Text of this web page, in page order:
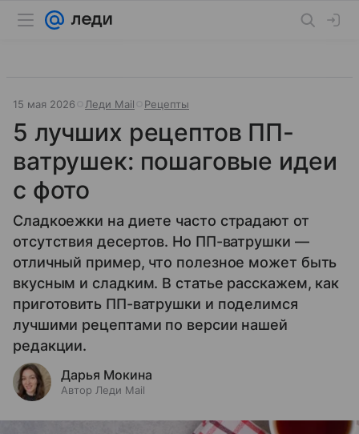
15 мая 2026 Леди Mail Рецепты
5 лучших рецептов ПП-
ватрушек: пошаговые идеи
с фото
Сладкоежки на диете часто страдают от
отсутствия десертов. Но ПП-ватрушки —
отличный пример, что полезное может быть
вкусным и сладким. В статье расскажем, как
приготовить ПП-ватрушки и поделимся
лучшими рецептами по версии нашей
редакции.
Дарья Мокина
Автор Леди Mail